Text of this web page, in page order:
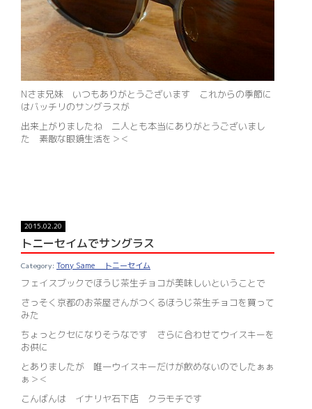
Nさま兄妹 いつもありがとうございます これからの季節に
はバッチリのサングラスが
出来上がりましたね 二人とも本当にありがとうございまし
た 素敵な眼鏡生活を＞＜
2015.02.20
Tony Same トニーセイム
トニーセイムでサングラス
フェイスブックでほうじ茶生チョコが美味しいということで
さっそく京都のお茶屋さんがつくるほうじ茶生チョコを買って
みた
ちょっとクセになりそうなです さらに合わせてウイスキーを
お供に
とありましたが 唯一ウイスキーだけが飲めないのでしたぁぁ
ぁ＞＜
こんばんは イナリヤ石下店 クラモチです